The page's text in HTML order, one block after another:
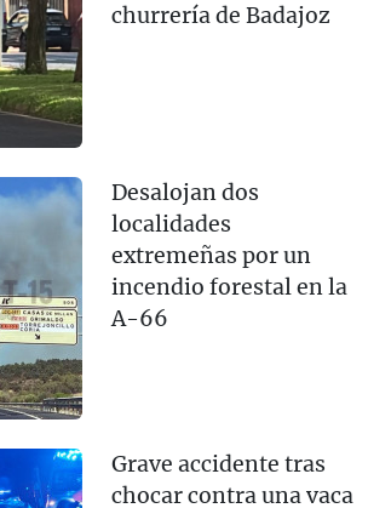
churrería de Badajoz
Desalojan dos
localidades
extremeñas por un
incendio forestal en la
A-66
Grave accidente tras
chocar contra una vaca